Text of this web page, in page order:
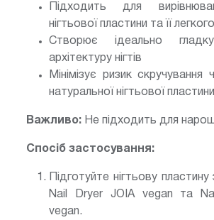
Підходить для
нігтьової пластини та її
Створює ідеально
архітектуру нігтів
Мінімізує ризик скручування
натуральної нігтьової пластини
Важливо: Не підходить для
Спосіб застосування:
Підготуйте нігтьову
Nail Dryer JOIA vegan та
vegan.